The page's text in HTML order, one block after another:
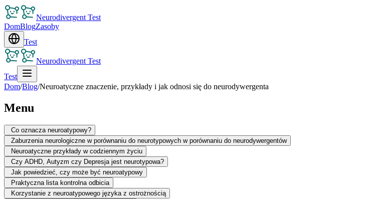
Neurodivergent Test
DomBlogZasoby
Test
Neurodivergent Test
Test
Dom/Blog/Neuroatyczne znaczenie, przykłady i jak odnosi się do neurodywergenta
Menu
Co oznacza neuroatypowy?
Zaburzenia neurologiczne w porównaniu do neurotypowych w porównaniu do neurodywergentów
Neuroatyczne przykłady w codziennym życiu
Czy ADHD, Autyzm czy Depresja jest neurotypowa?
Jak powiedzieć, czy może być neuroatypowy
Praktyczna lista kontrolna odbicia
Korzystanie z neuroatypowego języka z ostrożnością